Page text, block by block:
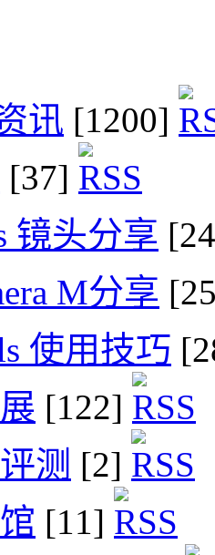
讯 [1200]
[37]
镜头分享
M分享
使用技巧
[122]
测 [2]
[11]